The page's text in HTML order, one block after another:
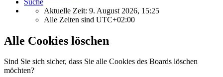
Aktuelle Zeit: 9. August 2026, 15:25
Alle Zeiten sind UTC+02:00
Alle Cookies löschen
Sind Sie sich sicher, dass Sie alle Cookies des Boards löschen
möchten?